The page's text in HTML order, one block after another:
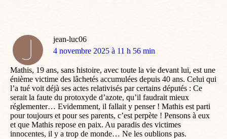
jean-luc06
dit
4 novembre 2025 à 11 h 56 min
Mathis, 19 ans, sans histoire, avec toute la vie devant lui, est une
énième victime des lâchetés accumulées depuis 40 ans. Celui qui
l’a tué voit déjà ses actes relativisés par certains députés : Ce
serait la faute du protoxyde d’azote, qu’il faudrait mieux
réglementer… Evidemment, il fallait y penser ! Mathis est parti
pour toujours et pour ses parents, c’est perpète ! Pensons à eux
et que Mathis repose en paix. Au paradis des victimes
innocentes, il y a trop de monde… Ne les oublions pas.